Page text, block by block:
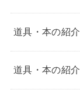
道具・本の紹介
道具・本の紹介